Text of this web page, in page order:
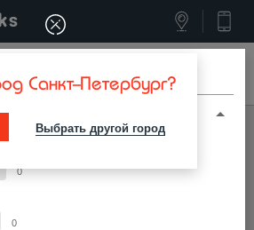
Санкт-Петербург?
Выбрать другой город
ПРО /ЗАГЛУШКИ ДЛЯ ТРУБ
труб круглые Ø110 мм
0
0